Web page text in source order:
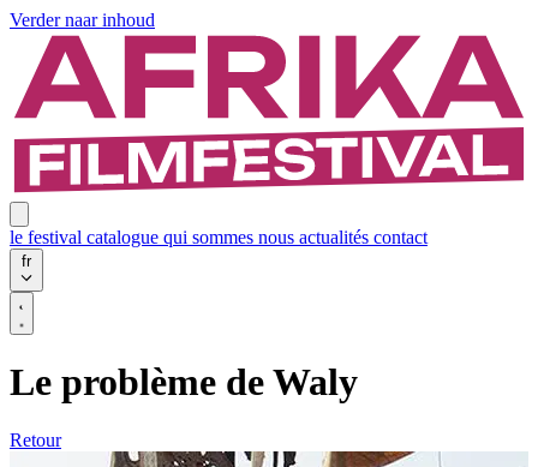
Verder naar inhoud
le festival catalogue qui sommes nous actualités contact
fr
Le problème de Waly
Retour